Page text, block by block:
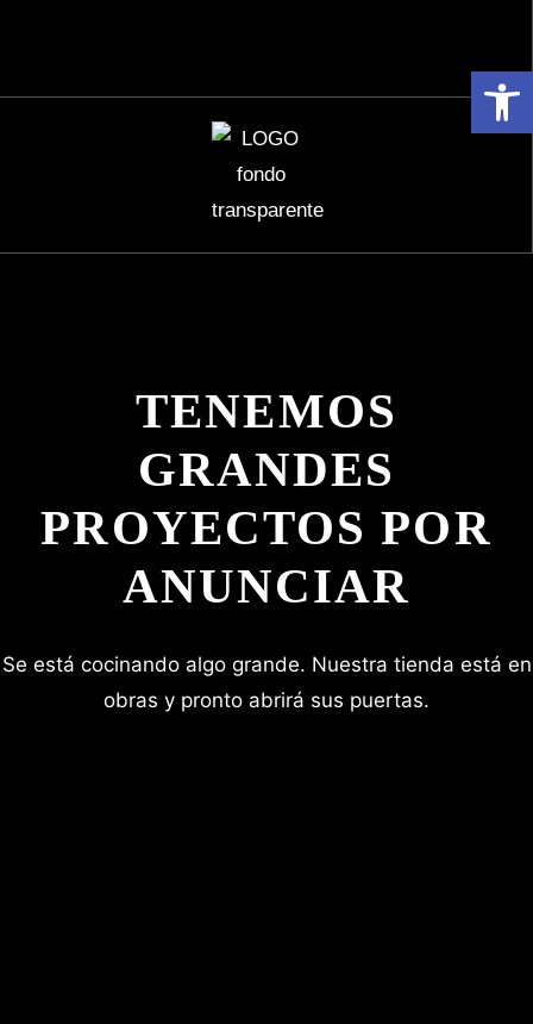
TENEMOS
GRANDES
PROYECTOS POR
ANUNCIAR
Se está cocinando algo grande. Nuestra tienda está en
obras y pronto abrirá sus puertas.
Abrir